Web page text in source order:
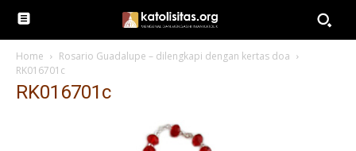
Home
Rosario Guadalupe – dilengkapi dengan kertas doa
RK016701c
RK016701c